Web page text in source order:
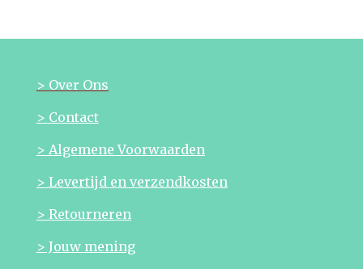
> Over Ons
> Contact
> Algemene Voorwaarden
> Levertijd en verzendkosten
> Retourneren
> Jouw mening